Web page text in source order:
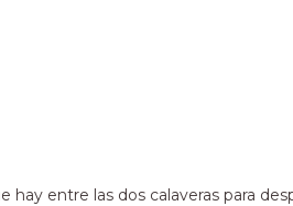
entre las dos calaveras para